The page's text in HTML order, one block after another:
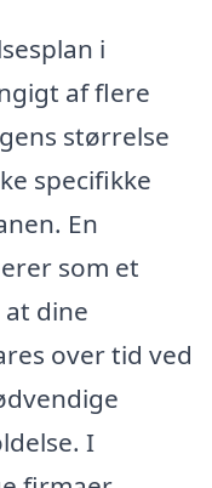
i
af flere
størrelse
specifikke
En
som et
dine
over tid ved
I